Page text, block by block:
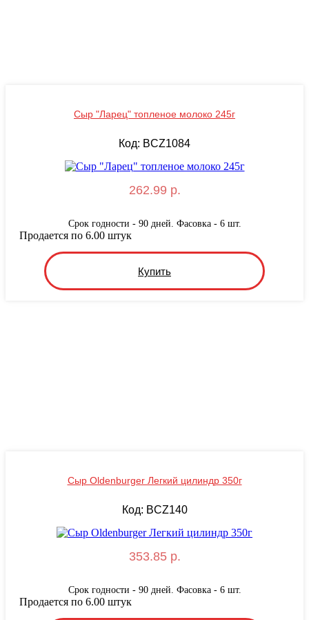
Сыр "Ларец" топленое молоко 245г
Код: BCZ1084
262.99 р.
Срок годности - 90 дней. Фасовка - 6 шт.
Купить
Продается по 6.00 штук
Сыр Oldenburger Легкий цилиндр 350г
Код: BCZ140
353.85 р.
Срок годности - 90 дней. Фасовка - 6 шт.
Продается по 6.00 штук